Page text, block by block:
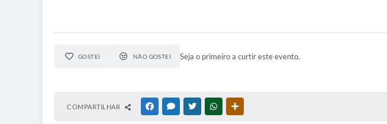
GOSTEI NÃO GOSTEI Seja o primeiro a curtir este evento.
COMPARTILHAR FACEBOOKMESSENGER
TWITTERWHATSAPP